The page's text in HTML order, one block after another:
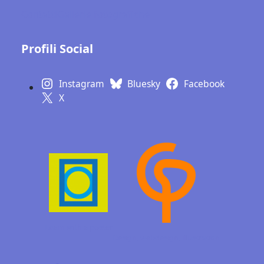
Profili Social
Instagram Bluesky
Facebook
X